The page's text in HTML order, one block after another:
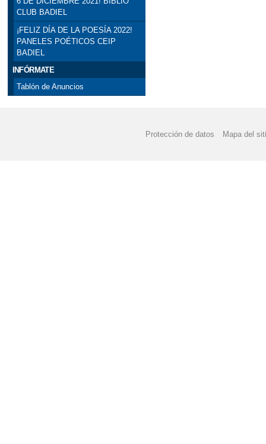
CLUB BADIEL
¡FELIZ DÍA DE LA POESÍA 2022!
PANELES POÉTICOS CEIP
BADIEL
INFÓRMATE
Tablón de Anuncios
Protección de datos Mapa del